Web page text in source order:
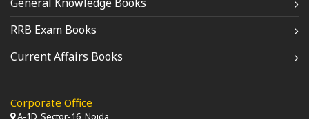
RRB Exam Books
Current Affairs Books
Corporate Office
A-1D, Sector-16, Noida